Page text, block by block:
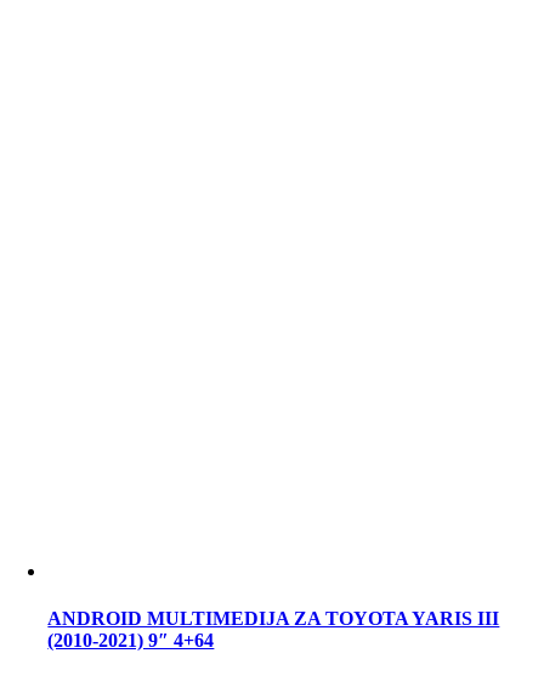
ANDROID MULTIMEDIJA ZA TOYOTA YARIS III
(2010-2021) 9″ 4+64